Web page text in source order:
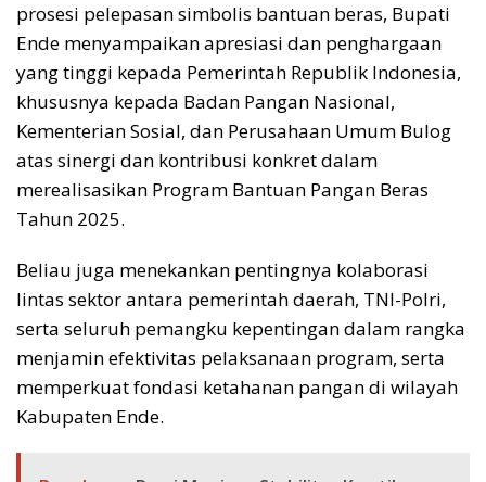
prosesi pelepasan simbolis bantuan beras, Bupati
Ende menyampaikan apresiasi dan penghargaan
yang tinggi kepada Pemerintah Republik Indonesia,
khususnya kepada Badan Pangan Nasional,
Kementerian Sosial, dan Perusahaan Umum Bulog
atas sinergi dan kontribusi konkret dalam
merealisasikan Program Bantuan Pangan Beras
Tahun 2025.
Beliau juga menekankan pentingnya kolaborasi
lintas sektor antara pemerintah daerah, TNI-Polri,
serta seluruh pemangku kepentingan dalam rangka
menjamin efektivitas pelaksanaan program, serta
memperkuat fondasi ketahanan pangan di wilayah
Kabupaten Ende.